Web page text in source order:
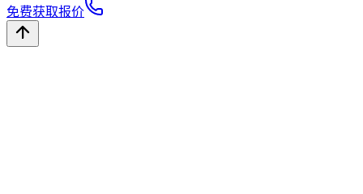
免费获取报价